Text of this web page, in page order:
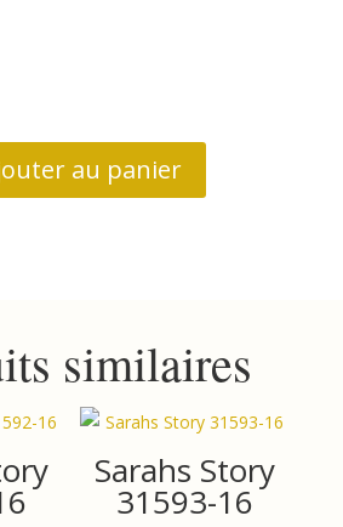
au panier
similaires
Sarahs Story
31593-16